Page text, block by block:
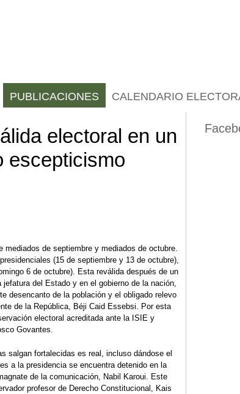
electoral en un
escepticismo
mediados de septiembre y mediados de octubre.
(15 de septiembre y 13 de octubre),
6 de octubre). Esta reválida después de un
del Estado y en el gobierno de la nación,
desencanto de la población y el obligado relevo
de la República, Béji Caid Essebsi. Por esta
electoral acreditada ante la ISIE y
Govantes.
salgan fortalecidas es real, incluso dándose el
a la presidencia se encuentra detenido en la
de la comunicación, Nabil Karoui. Este
profesor de Derecho Constitucional, Kais
PUBLICACIONES CALENDARIO